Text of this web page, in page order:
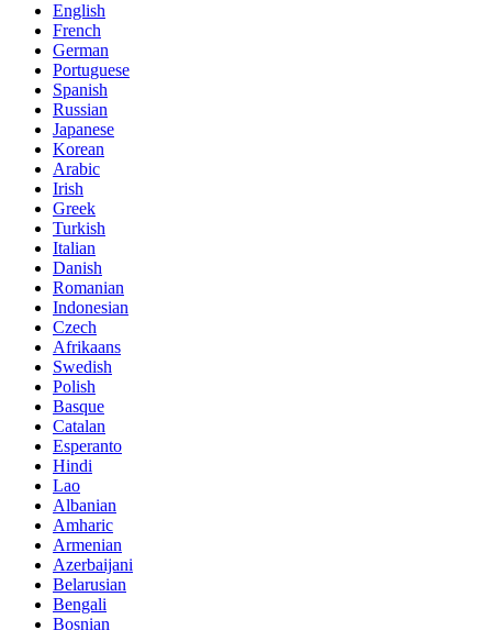
English
French
German
Portuguese
Spanish
Russian
Japanese
Korean
Arabic
Irish
Greek
Turkish
Italian
Danish
Romanian
Indonesian
Czech
Afrikaans
Swedish
Polish
Basque
Catalan
Esperanto
Hindi
Lao
Albanian
Amharic
Armenian
Azerbaijani
Belarusian
Bengali
Bosnian